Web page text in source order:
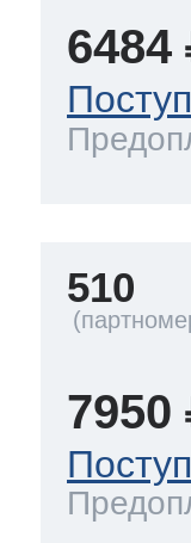
6484
510
7950